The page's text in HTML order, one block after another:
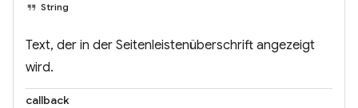
String
Text, der in der Seitenleistenüberschrift angezeigt
wird.
callback